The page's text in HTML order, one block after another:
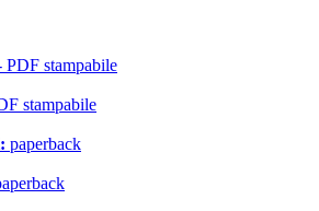
PDF stampabile
stampabile
paperback